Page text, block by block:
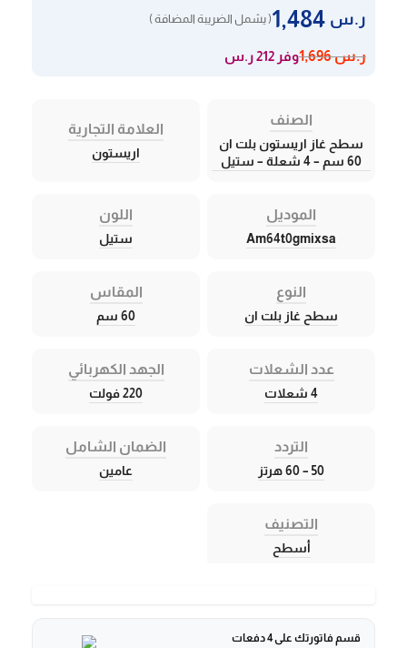
ر.س ( يشمل الضريبة المضافة )
ر.س1,696 وفر 212 ر.س
الصنف
سطح غاز اريستون بلت ان
60 سم – 4 شعلة – ستيل
العلامة التجارية
اريستون
الموديل
Am64t0gmixsa
اللون
ستيل
النوع
سطح غاز بلت ان
المقاس
60 سم
عدد الشعلات
4 شعلات
الجهد الكهربائي
220 فولت
التردد
50 – 60 هرتز
الضمان الشامل
عامين
التصنيف
أسطح
قسم فاتورتك على 4 دفعات